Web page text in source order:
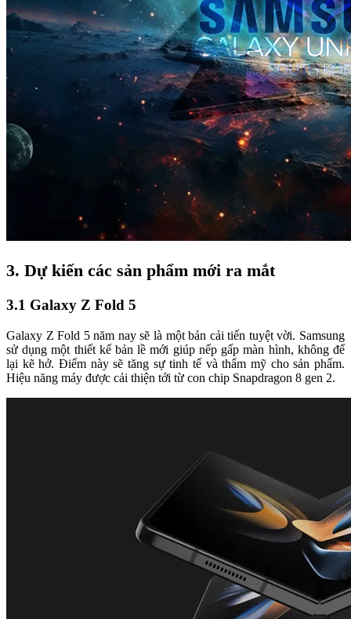
3. Dự kiến các sản phẩm mới ra mắt
3.1 Galaxy Z Fold 5
Galaxy Z Fold 5 năm nay sẽ là một bản cải tiến tuyệt vời. Samsung
sử dụng một thiết kế bản lề mới giúp nếp gấp màn hình, không để
lại kẽ hở. Điểm này sẽ tăng sự tinh tế và thẩm mỹ cho sản phẩm.
Hiệu năng máy được cải thiện tới từ con chip Snapdragon 8 gen 2.